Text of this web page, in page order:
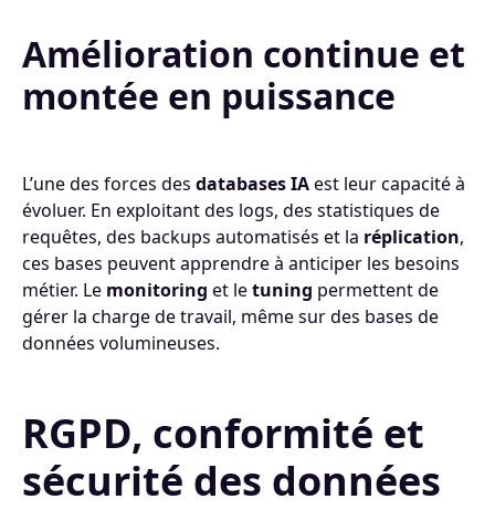
Amélioration continue et
montée en puissance
L’une des forces des databases IAest leur capacité à
évoluer. En exploitant des logs, des statistiques de
requêtes, des backups automatisés et la réplication,
ces bases peuvent apprendre à anticiper les besoins
métier. Le monitoring et letuning permettent de
gérer la charge de travail, même sur des bases de
données volumineuses.
RGPD, conformité et
sécurité des données